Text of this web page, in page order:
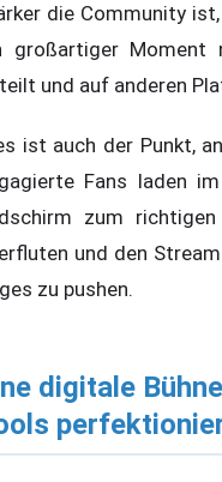
die Community
großartiger Moment
und auf anderen
ist auch der Punkt,
Fans laden
zum
und den
zu pushen.
digitale